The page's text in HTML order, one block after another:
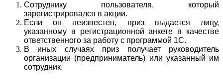
Сотруднику пользователя, который
зарегистрировался в акции.
Если он неизвестен, приз выдается лицу,
указанному в регистрационной анкете в качестве
ответственного за работу с программой 1С.
В иных случаях приз получает руководитель
организации (предприниматель) или указанный им
сотрудник.